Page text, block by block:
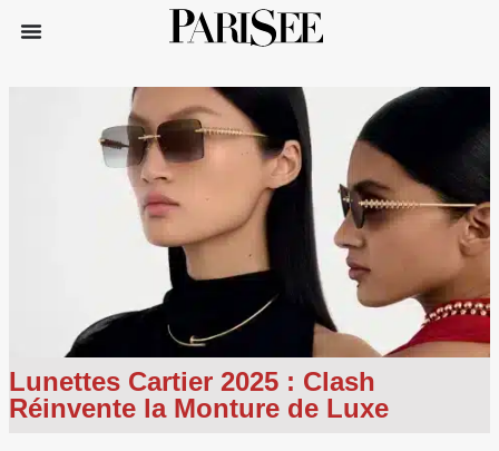
Lunettes Cartier 2025 : Clash
Réinvente la Monture de Luxe